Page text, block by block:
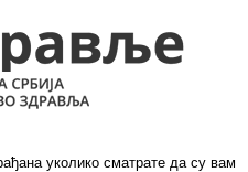
уколико сматрате да су вам